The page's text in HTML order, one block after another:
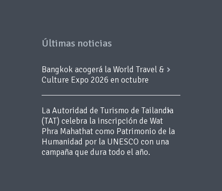
Últimas noticias
Bangkok acogerá la World Travel &
Culture Expo 2026 en octubre
La Autoridad de Turismo de Tailandia
(TAT) celebra la inscripción de Wat
Phra Mahathat como Patrimonio de la
Humanidad por la UNESCO con una
campaña que dura todo el año.